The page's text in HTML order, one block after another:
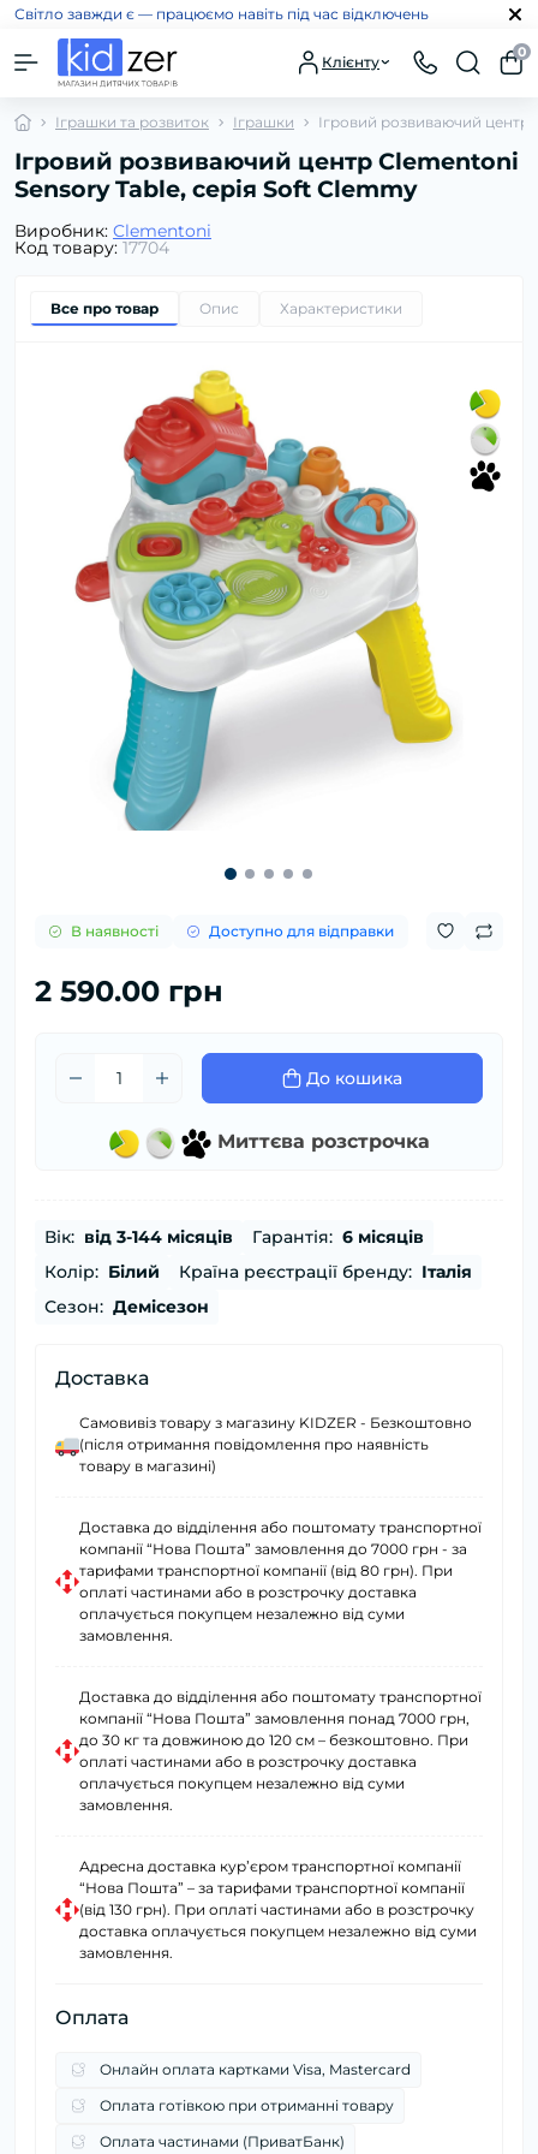
Світло завжди є — працюємо навіть під час відключень
Клієнту
0
Іграшки та розвиток Іграшки Ігровий розвиваючий центр
Ігровий розвиваючий центр Clementoni
Sensory Table, серія Soft Clemmy
Виробник: Clementoni
Код товару: 17704
Все про товар Опис Характеристики
В наявності Доступно для відправки
2 590.00 грн
До кошика
Миттєва розстрочка
Вік: від 3-144 місяців Гарантія: 6 місяців
Колір: Білий Країна реєстрації бренду: Італія
Сезон: Демісезон
Доставка
Самовивіз товару з магазину KIDZER - Безкоштовно
(після отримання повідомлення про наявність
товару в магазині)
Доставка до відділення або поштомату транспортної
компанії “Нова Пошта” замовлення до 7000 грн - за
тарифами транспортної компанії (від 80 грн). При
оплаті частинами або в розстрочку доставка
оплачується покупцем незалежно від суми
замовлення.
Доставка до відділення або поштомату транспортної
компанії “Нова Пошта” замовлення понад 7000 грн,
до 30 кг та довжиною до 120 см – безкоштовно. При
оплаті частинами або в розстрочку доставка
оплачується покупцем незалежно від суми
замовлення.
Адресна доставка курʼєром транспортної компанії
“Нова Пошта” – за тарифами транспортної компанії
(від 130 грн). При оплаті частинами або в розстрочку
доставка оплачується покупцем незалежно від суми
замовлення.
Оплата
Онлайн оплата картками Visa, Mastercard
Оплата готівкою при отриманні товару
Оплата частинами (ПриватБанк)